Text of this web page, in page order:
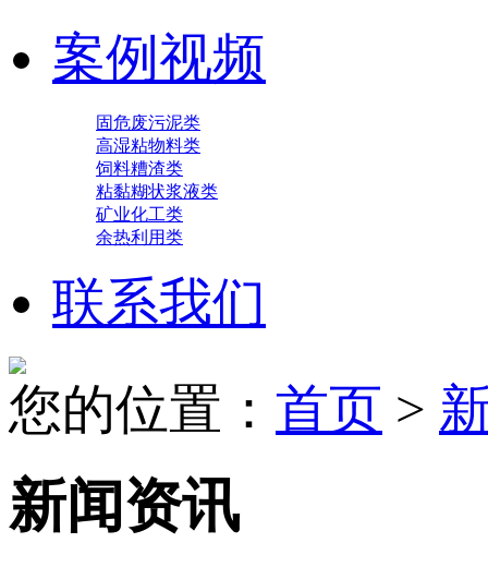
案例视频
固危废污泥类
高湿粘物料类
饲料糟渣类
粘黏糊状浆液类
矿业化工类
余热利用类
联系我们
您的位置： 首页 >
新闻资讯